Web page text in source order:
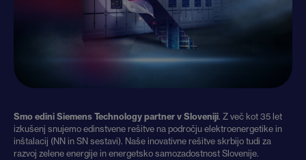
Smo edini Siemens Technology partner v Sloveniji. Z več kot 35 let
izkušenj snujemo edinstvene rešitve na področju elektroenergetike in
inštalacij (NN in SN sestavi). Naše inovativne rešitve skrbijo tudi za
razvoj zelene energije in energetsko samozadostnost Slovenije.